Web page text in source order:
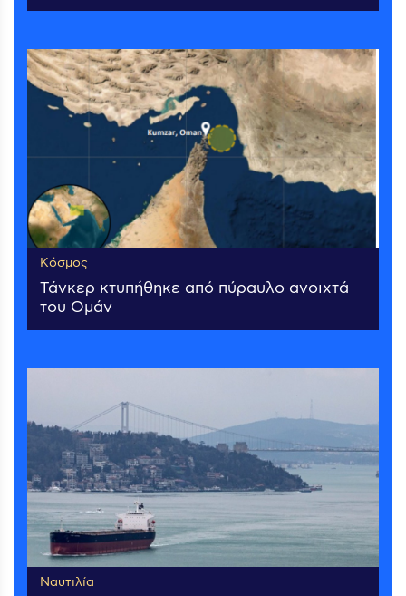
Κόσμος
Τάνκερ κτυπήθηκε από πύραυλο ανοιχτά
του Ομάν
Ναυτιλία